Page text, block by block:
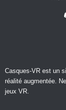
Casques-VR est un
réalité augmentée.
jeux VR.